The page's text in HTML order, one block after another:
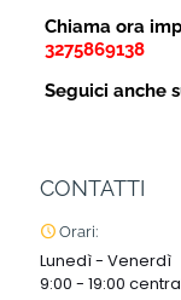
Chiama ora
3275869138
Seguici anche
CONTATTI
Orari:
Lunedì - Venerdì
9:00 - 19:00